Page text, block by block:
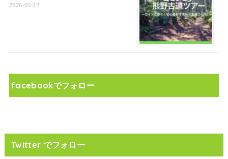
2026-01-17
facebookでフォロー
Twitter でフォロー